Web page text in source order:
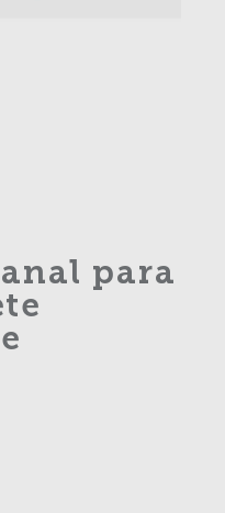
para